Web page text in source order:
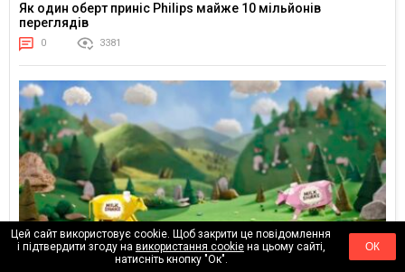
Як один оберт приніс Philips майже 10 мільйонів
переглядів
0 3381
Цей сайт використовує cookie. Щоб закрити це повідомлення
і підтвердити згоду на використання cookieна цьому сайті,
натисніть кнопку "Ок".
ОК